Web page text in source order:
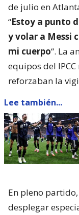
de julio en
“Estoy a punto
y volar a Messi
mi cuerpo“. La
equipos del
reforzaban la
Lee también...
En pleno
desplegar